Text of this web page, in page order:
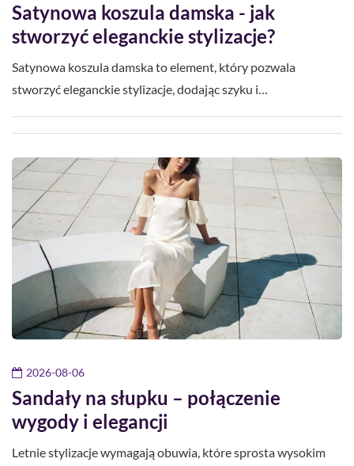
Satynowa koszula damska - jak
stworzyć eleganckie stylizacje?
Satynowa koszula damska to element, który pozwala
stworzyć eleganckie stylizacje, dodając szyku i…
2026-08-06
Sandały na słupku – połączenie
wygody i elegancji
Letnie stylizacje wymagają obuwia, które sprosta wysokim